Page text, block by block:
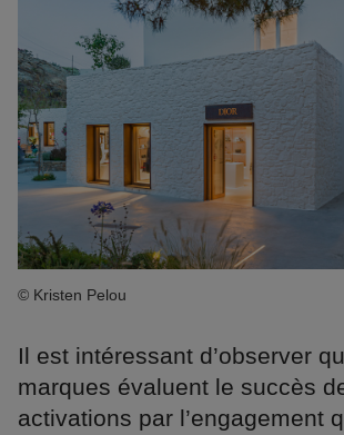
© Kristen Pelou
Il est intéressant d’observer
marques évaluent le succès
activations par l’engagement